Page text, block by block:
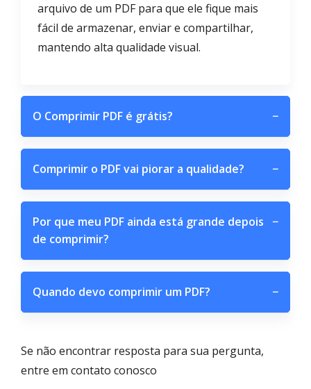
arquivo de um PDF para que ele fique mais
fácil de armazenar, enviar e compartilhar,
mantendo alta qualidade visual.
O Comprimir PDF é grátis? −
Comprimir o PDF vai piorar a qualidade? −
Por que meu PDF ainda está grande depois
de comprimir?
−
Quando devo comprimir um PDF? −
Se não encontrar resposta para sua pergunta,
entre em contato conosco